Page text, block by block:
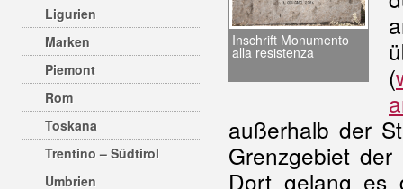
Ligurien
Marken
Piemont
Rom
Toskana
Trentino – Südtirol
Umbrien
Inschrift Monumento
alla resistenza
(
außerhalb der
Grenzgebiet
Dort gelang es